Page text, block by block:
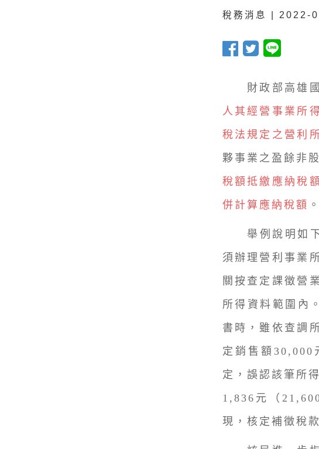
稅務消息 | 2022-
財政部高雄國
人其經營事業所
稅法規定之營利
夥事業之盈餘非
稅額抵繳應納稅
併計算應納稅額 。
舉例說明如下
須辦理營利事業
關按查定課徵營
所得資料範圍內
書時，雖依查調
定銷售額30,000
定，誤認該筆所
1,836元（
現，核定補徵稅